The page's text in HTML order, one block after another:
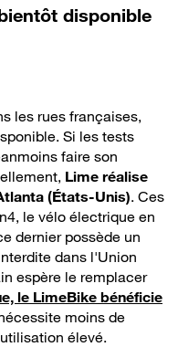
disponible
les rues françaises,
Si les tests
faire son
Lime réalise
(États-Unis). Ces
le vélo électrique en
dernier possède un
dans l'Union
espère le remplacer
le LimeBike bénéficie
moins de
élevé.